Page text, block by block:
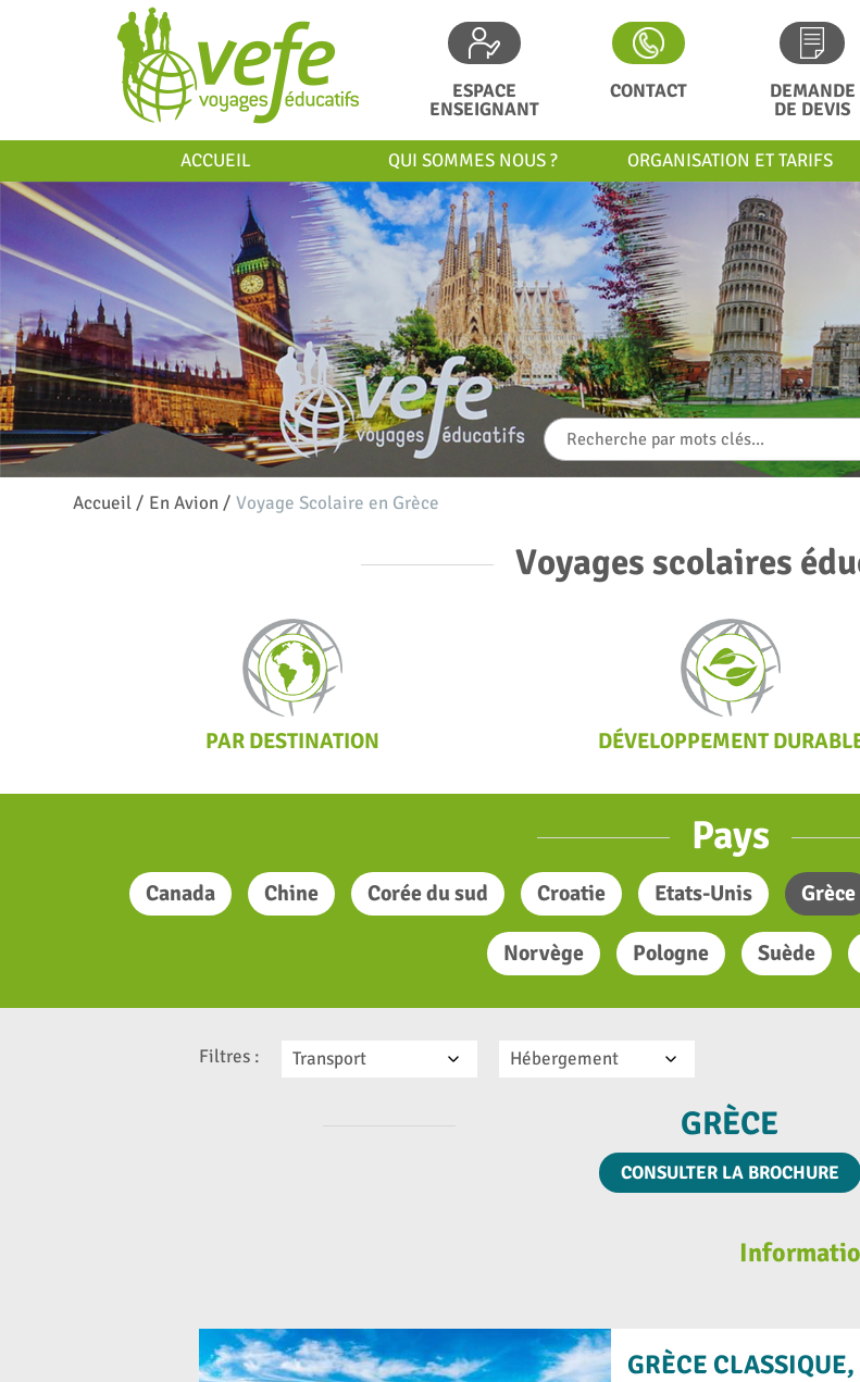
ESPACE
ENSEIGNANT
CONTACT
DEMANDE
DE DEVIS
ACCUEIL QUI SOMMES NOUS ? ORGANISATION ET TARIFS
Accueil/ En Avion / Voyage Scolaire en Grèce
Voyages scolaires
PAR DESTINATION DÉVELOPPEMENT
Pays
Canada Chine Corée du sud Croatie Etats-Unis Grèce
Norvège Pologne Suède
Filtres : Transport Hébergement
GRÈCE
CONSULTER LA BROCHURE
GRÈCE